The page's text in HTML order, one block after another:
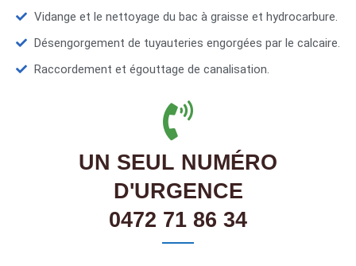
Vidange et le nettoyage du bac à graisse et hydrocarbure.
Désengorgement de tuyauteries engorgées par le calcaire.
Raccordement et égouttage de canalisation.
UN SEUL NUMÉRO
D'URGENCE
0472 71 86 34